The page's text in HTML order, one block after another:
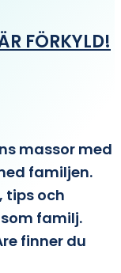
FÖRKYLD!
massor med
familjen.
tips och
familj.
finner du